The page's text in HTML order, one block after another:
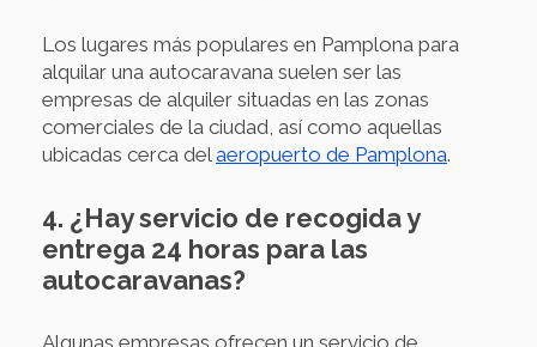
Los lugares más populares en Pamplona para
alquilar una autocaravana suelen ser las
empresas de alquiler situadas en las zonas
comerciales de la ciudad, así como aquellas
ubicadas cerca delaeropuerto de Pamplona.
4. ¿Hay servicio de recogida y
entrega 24 horas para las
autocaravanas?